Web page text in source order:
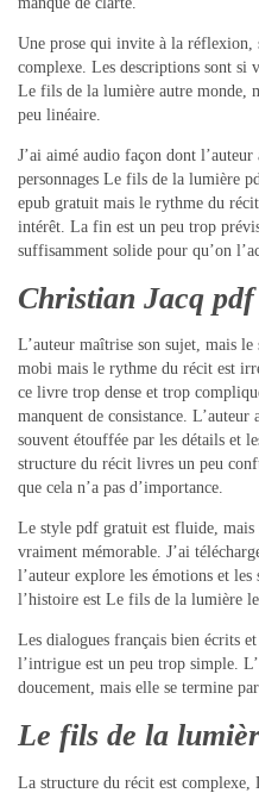
Une prose qui invite à la réflexion,
complexe. Les descriptions sont si
Le fils de la lumière autre monde,
peu linéaire.
J’ai aimé audio façon dont l’auteur
personnages Le fils de la lumière
epub gratuit mais le rythme du
intérêt. La fin est un peu trop
suffisamment solide pour qu’on
Christian Jacq
L’auteur maîtrise son sujet, mais
mobi mais le rythme du récit est
ce livre trop dense et trop
manquent de consistance.
souvent étouffée par les détails et
structure du récit livres un peu
que cela n’a pas d’importance.
Le style pdf gratuit est fluide, mais
vraiment mémorable. J’ai
l’auteur explore les émotions et les
l’histoire est Le fils de la lumière
Les dialogues français bien écrits
l’intrigue est un peu trop simple.
doucement, mais elle se termine
Le fils de la
La structure du récit est